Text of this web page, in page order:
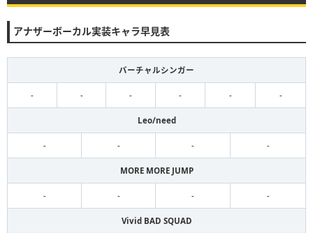
アナザーボーカル実装キャラ早見表
バーチャルシンガー
- - - - - -
Leo/need
- - - -
MORE MORE JUMP
- - - -
Vivid BAD SQUAD